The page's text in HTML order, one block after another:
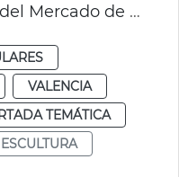
Escultura en la fuente del Mercado de Colón
VALENCIA
TEMÁTICA
ESCULTURA